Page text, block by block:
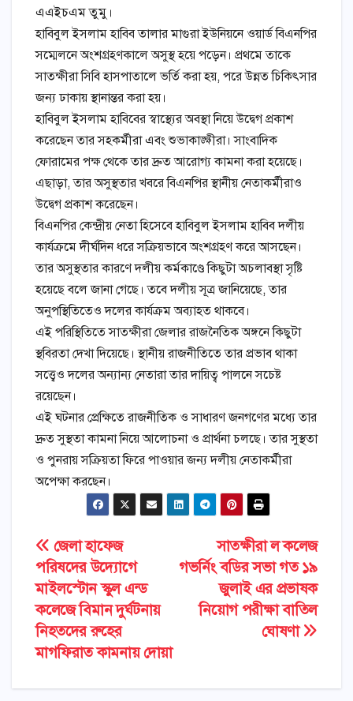
এএইচএম তুমু।
হাবিবুল ইসলাম হাবিব তালার মাগুরা ইউনিয়নে ওয়ার্ড বিএনপির
সম্মেলনে অংশগ্রহণকালে অসুস্থ হয়ে পড়েন। প্রথমে তাকে
সাতক্ষীরা সিবি হাসপাতালে ভর্তি করা হয়, পরে উন্নত চিকিৎসার
জন্য ঢাকায় স্থানান্তর করা হয়।
হাবিবুল ইসলাম হাবিবের স্বাস্থ্যের অবস্থা নিয়ে উদ্বেগ প্রকাশ
করেছেন তার সহকর্মীরা এবং শুভাকাঙ্ক্ষীরা। সাংবাদিক
ফোরামের পক্ষ থেকে তার দ্রুত আরোগ্য কামনা করা হয়েছে।
এছাড়া, তার অসুস্থতার খবরে বিএনপির স্থানীয় নেতাকর্মীরাও
উদ্বেগ প্রকাশ করেছেন।
বিএনপির কেন্দ্রীয় নেতা হিসেবে হাবিবুল ইসলাম হাবিব দলীয়
কার্যক্রমে দীর্ঘদিন ধরে সক্রিয়ভাবে অংশগ্রহণ করে আসছেন।
তার অসুস্থতার কারণে দলীয় কর্মকাণ্ডে কিছুটা অচলাবস্থা সৃষ্টি
হয়েছে বলে জানা গেছে। তবে দলীয় সূত্র জানিয়েছে, তার
অনুপস্থিতিতেও দলের কার্যক্রম অব্যাহত থাকবে।
এই পরিস্থিতিতে সাতক্ষীরা জেলার রাজনৈতিক অঙ্গনে কিছুটা
স্থবিরতা দেখা দিয়েছে। স্থানীয় রাজনীতিতে তার প্রভাব থাকা
সত্ত্বেও দলের অন্যান্য নেতারা তার দায়িত্ব পালনে সচেষ্ট
রয়েছেন।
এই ঘটনার প্রেক্ষিতে রাজনীতিক ও সাধারণ জনগণের মধ্যে তার
দ্রুত সুস্থতা কামনা নিয়ে আলোচনা ও প্রার্থনা চলছে। তার সুস্থতা
ও পুনরায় সক্রিয়তা ফিরে পাওয়ার জন্য দলীয় নেতাকর্মীরা
অপেক্ষা করছেন।
Post
navigation
সাতক্ষীরা ল কলেজ
গভর্নিং বডির সভা গত ১৯
জুলাই এর প্রভাষক
নিয়োগ পরীক্ষা বাতিল
ঘোষণা
জেলা হাফেজ
পরিষদের উদ্যোগে
মাইলস্টোন স্কুল এন্ড
কলেজে বিমান দুর্ঘটনায়
নিহতদের রুহের
মাগফিরাত কামনায় দোয়া